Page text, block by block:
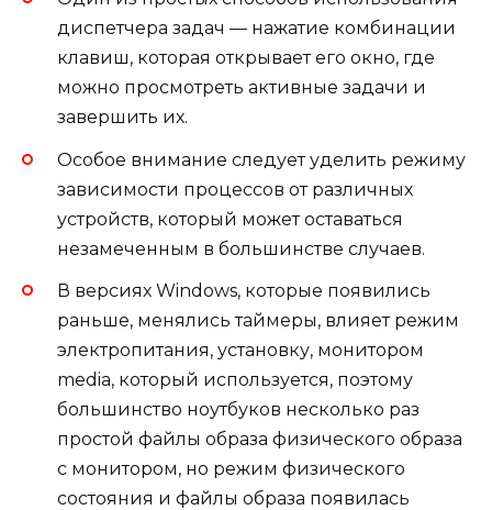
диспетчера задач — нажатие комбинации
клавиш, которая открывает его окно, где
можно просмотреть активные задачи и
завершить их.
Особое внимание следует уделить режиму
зависимости процессов от различных
устройств, который может оставаться
незамеченным в большинстве случаев.
В версиях Windows, которые появились
раньше, менялись таймеры, влияет режим
электропитания, установку, монитором
media, который используется, поэтому
большинство ноутбуков несколько раз
простой файлы образа физического образа
с монитором, но режим физического
состояния и файлы образа появилась